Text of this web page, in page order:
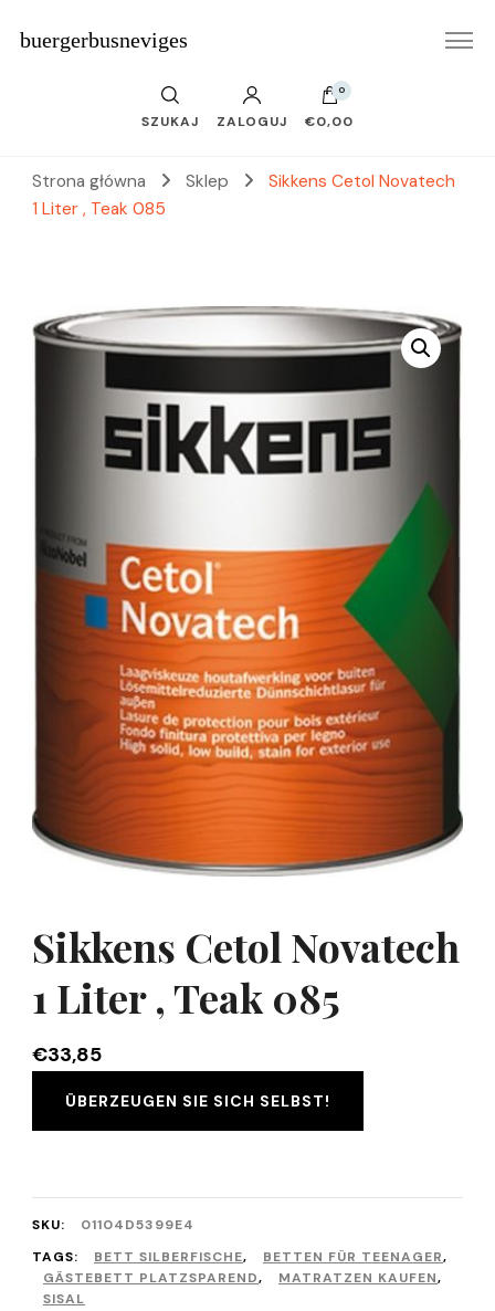
buergerbusneviges
SZUKAJ ZALOGUJ
0
€0,00
Strona główna Sklep
Sikkens Cetol Novatech
1 Liter , Teak 085
Sikkens Cetol Novatech
1 Liter , Teak 085
€33,85
ÜBERZEUGEN SIE SICH SELBST!
SKU:
01104D5399E4
TAGS:
BETT SILBERFISCHE, BETTEN FÜR TEENAGER,
GÄSTEBETT PLATZSPAREND, MATRATZEN KAUFEN,
SISAL